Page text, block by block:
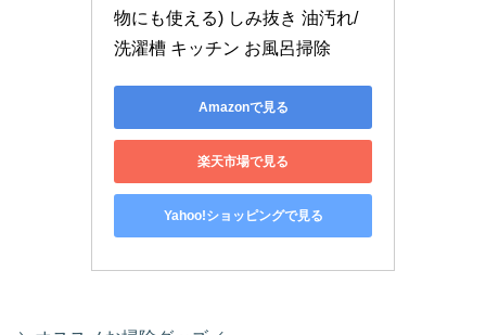
物にも使える) しみ抜き 油汚れ/
洗濯槽 キッチン お風呂掃除
Amazonで見る
楽天市場で見る
Yahoo!ショッピングで見る